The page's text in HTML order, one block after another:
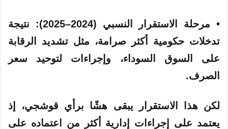
• مرحلة الاستقرار النسبي (2024–2025): نتيجة
تدخلات حكومية أكثر صرامة، مثل تشديد الرقابة
على السوق السوداء، وإجراءات لتوحيد سعر
الصرف.
لكن هذا الاستقرار يبقى هشًا برأي قوشجي، إذ
يعتمد على إجراءات إدارية أكثر من اعتماده على